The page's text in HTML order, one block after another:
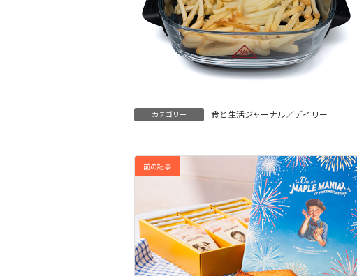
カテゴリー 食と生活ジャーナル／デイリー
前の記事